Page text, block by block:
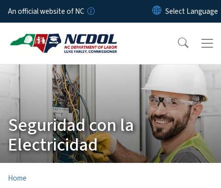
Skip to main content
An official website of NC
Seguridad con la
Electricidad
Home